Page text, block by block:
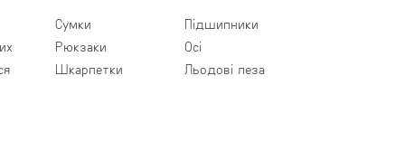
Сумки
Рюкзаки
Шкарпетки
Підшипники
Осі
Льодові леза